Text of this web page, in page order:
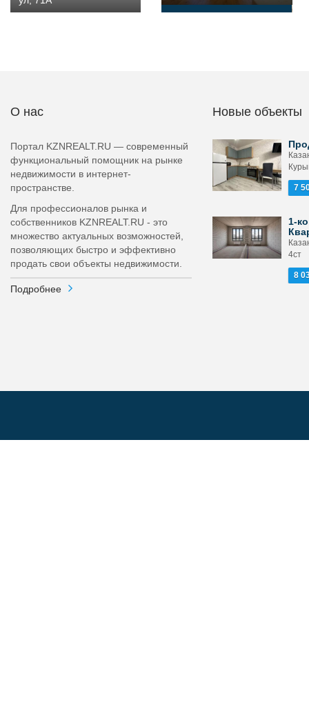
О нас
Портал KZNREALT.RU — современный
функциональный помощник на рынке
недвижимости в интернет-
пространстве.
Для профессионалов рынка и
собственников KZNREALT.RU - это
множество актуальных возможностей,
позволяющих быстро и эффективно
продать свои объекты недвижимости.
Подробнее
Новые объекты
7
1-
4ст
8